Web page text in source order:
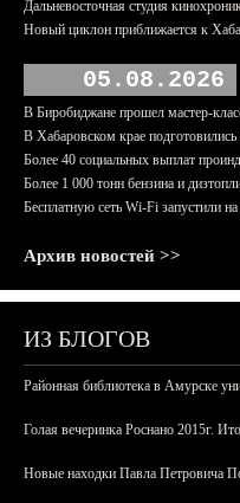
Дальневосточная студия
Новый циклон приближается к
05.08.2026
В Биробиджане прошел мастер-
В Хабаровском крае
Более 40 социальных выплат
Более 1 000 тонн бензина и
Бесплатную сеть Wi-Fi запустили
Архив новостей >>
ИЗ БЛОГОВ
Районная библиотека в Амурске
Голая вечеринка Роснано 2015г.
Новые находки Павла Петровича